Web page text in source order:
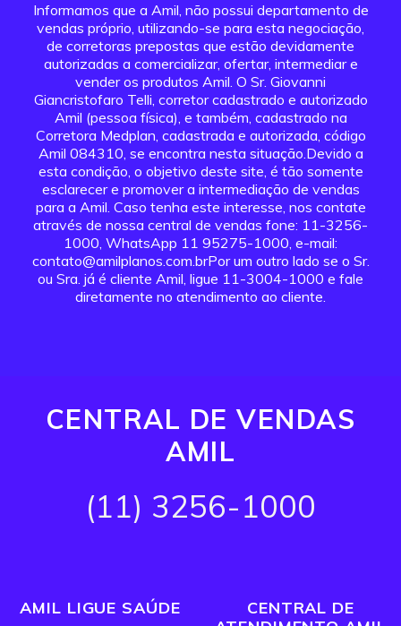
Informamos que a Amil, não possui departamento de
vendas próprio, utilizando-se para esta negociação,
de corretoras prepostas que estão devidamente
autorizadas a comercializar, ofertar, intermediar e
vender os produtos Amil. O Sr. Giovanni
Giancristofaro Telli, corretor cadastrado e autorizado
Amil (pessoa física), e também, cadastrado na
Corretora Medplan, cadastrada e autorizada, código
Amil 084310, se encontra nesta situação.Devido a
esta condição, o objetivo deste site, é tão somente
esclarecer e promover a intermediação de vendas
para a Amil. Caso tenha este interesse, nos contate
através de nossa central de vendas fone: 11-3256-
1000, WhatsApp 11 95275-1000, e-mail:
contato@amilplanos.com.brPor um outro lado se o Sr.
ou Sra. já é cliente Amil, ligue 11-3004-1000 e fale
diretamente no atendimento ao cliente.
CENTRAL DE VENDAS
AMIL
(11) 3256-1000
AMIL LIGUE SAÚDE
CENTRAL DE